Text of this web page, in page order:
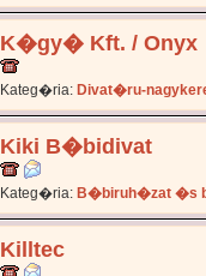
K�gy� Kft. / Onyx
Kateg�ria: Divat�ru-
Kiki B�bidivat
Kateg�ria: B�biruh�zat �s
Killtec